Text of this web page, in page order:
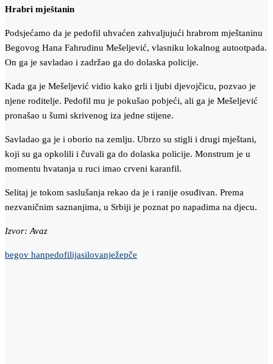
Hrabri mještanin
Podsjećamo da je pedofil uhvaćen zahvaljujući hrabrom mještaninu
Begovog Hana Fahrudinu Mešeljević, vlasniku lokalnog autootpada.
On ga je savladao i zadržao ga do dolaska policije.
Kada ga je Mešeljević vidio kako grli i ljubi djevojčicu, pozvao je
njene roditelje. Pedofil mu je pokušao pobjeći, ali ga je Mešeljević
pronašao u šumi skrivenog iza jedne stijene.
Savladao ga je i oborio na zemlju. Ubrzo su stigli i drugi mještani,
koji su ga opkolili i čuvali ga do dolaska policije. Monstrum je u
momentu hvatanja u ruci imao crveni karanfil.
Selitaj je tokom saslušanja rekao da je i ranije osuđivan. Prema
nezvaničnim saznanjima, u Srbiji je poznat po napadima na djecu.
Izvor: Avaz
begov hanpedofilijasilovanježepče